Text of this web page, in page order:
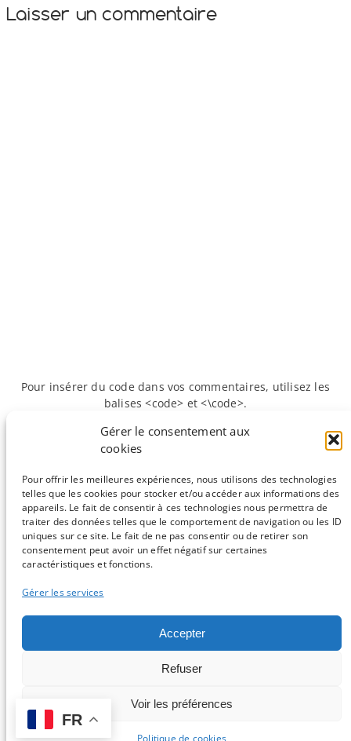
Gérer le consentement aux
cookies
Pour offrir les meilleures expériences, nous utilisons des technologies
telles que les cookies pour stocker et/ou accéder aux informations des
appareils. Le fait de consentir à ces technologies nous permettra de
traiter des données telles que le comportement de navigation ou les ID
uniques sur ce site. Le fait de ne pas consentir ou de retirer son
consentement peut avoir un effet négatif sur certaines
caractéristiques et fonctions.
Gérer les services
Accepter
Refuser
Voir les préférences
Politique de cookies
Laisser un commentaire
Pour insérer du code dans vos commentaires, utilisez les
balises <code> et <\code>.
Tour d'horizon des
biologiques
bioinformaticien »
Sauf mention contraire, tous les articles du blog sont sous licence
Vous souhaitez participer ?
Contactez nous !
Logo et design par Isabelle Stévant & Gwenaelle Lemoine -
Politique de confidentialité
FR